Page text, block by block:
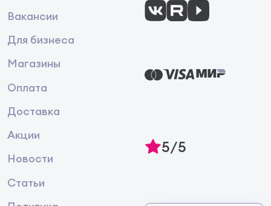
Вакансии
Для бизнеса
Магазины
Оплата
Доставка
Акции
Новости
Статьи
5/5